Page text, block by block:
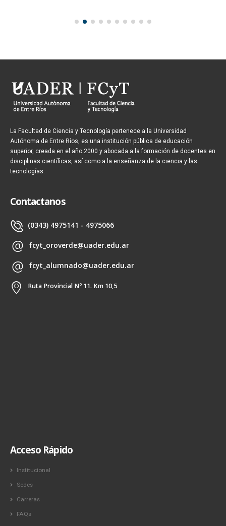
La Facultad de Ciencia y Tecnología pertenece a la Universidad
Autónoma de Entre Ríos, es una institución pública de educación
superior, creada en el año 2000 y abocada a la formación de docentes en
disciplinas científicas, así como a la enseñanza de la ciencia y las
tecnologías.
Contactanos
(0343) 4975141 - 4975066
fcyt_oroverde@uader.edu.ar
fcyt_alumnado@uader.edu.ar
Ruta Provincial Nº 11. Km 10,5
Acceso Rápido
Institucional
Sedes
Carreras
FAQs